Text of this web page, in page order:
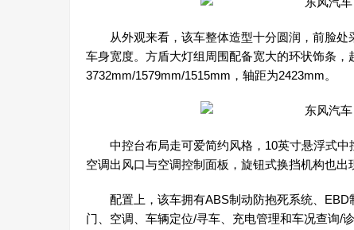
从外观来看，该车整体造型十分圆润，前脸处
车身宽度。方盾大灯组周围配备宽大的环状饰条
3732mm/1579mm/1515mm，轴距为2423mm。
中控台布局走可爱简约风格，10英寸悬浮式中
空调出风口与空调控制面板，旋钮式换挡机构也出
配置上，该车拥有ABS制动防抱死系统、EBD
门、空调、车辆定位/寻车、充电管理和车况查询/诊